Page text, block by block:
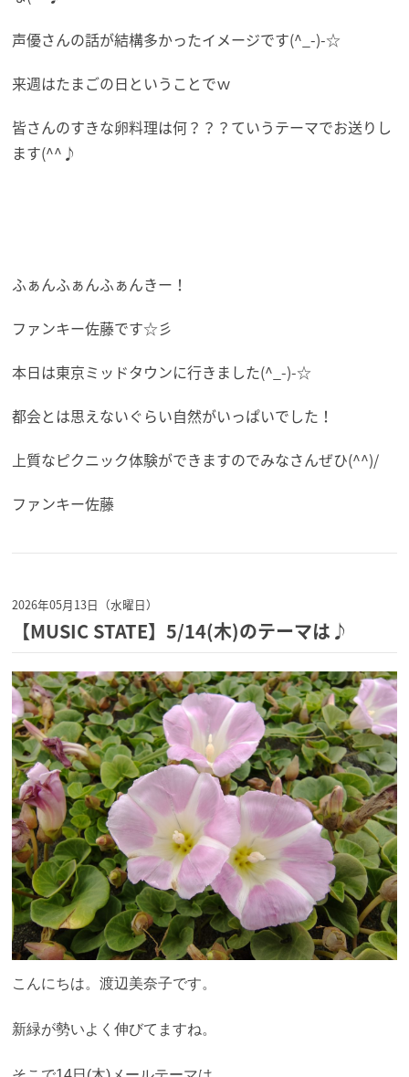
声優さんの話が結構多かったイメージです(^_-)-☆
来週はたまごの日ということでｗ
皆さんのすきな卵料理は何？？？ていうテーマでお送りし
ます(^^♪
ふぁんふぁんふぁんきー！
ファンキー佐藤です☆彡
本日は東京ミッドタウンに行きました(^_-)-☆
都会とは思えないぐらい自然がいっぱいでした！
上質なピクニック体験ができますのでみなさんぜひ(^^)/
ファンキー佐藤
2026年05月13日（水曜日）
【MUSIC STATE】5/14(木)のテーマは♪
こんにちは。渡辺美奈子です。
新緑が勢いよく伸びてますね。